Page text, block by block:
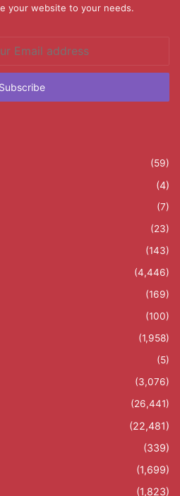
your website to your needs.
(59)
(4)
(7)
(23)
(143)
(4,446)
(169)
(100)
(1,958)
(5)
(3,076)
(26,441)
(22,481)
(339)
(1,699)
(1,823)